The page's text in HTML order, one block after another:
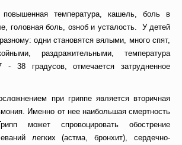
температура, кашель, боль в
головная боль, озноб и усталость. У детей
одни становятся вялыми, много спят,
раздражительными, температура
38 градусов, отмечается затрудненное
при гриппе является вторичная
Именно от нее наибольшая смертность
может спровоцировать обострение
легких (астма, бронхит), сердечно-